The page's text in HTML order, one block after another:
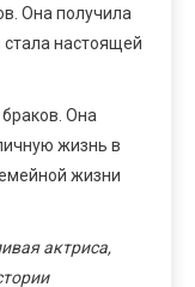
Она получила
настоящей
Она
жизнь в
жизни
актриса,